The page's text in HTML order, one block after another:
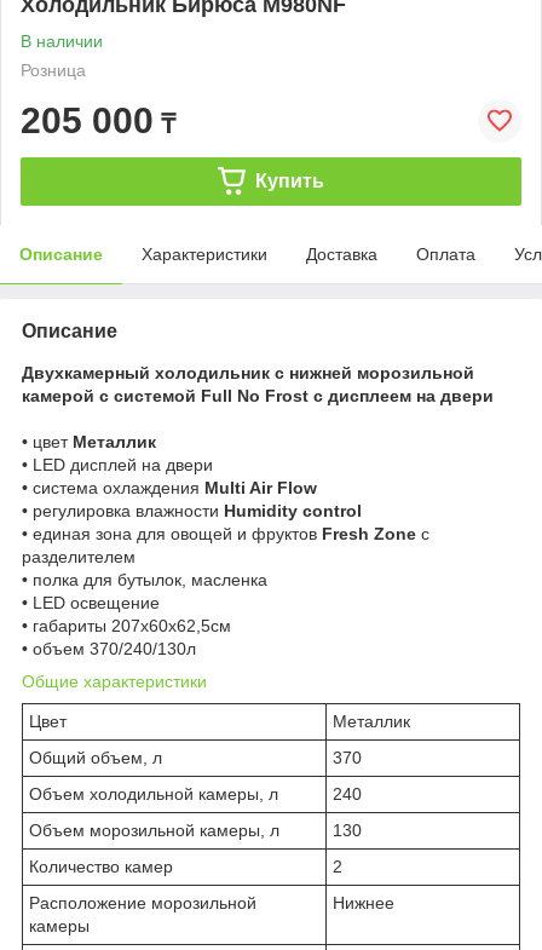
В наличии
Розница
205 000 ₸
Купить
Описание Характеристики Доставка Оплата
Описание
Двухкамерный холодильник с нижней морозильной
камерой с системой Full No Frost с дисплеем на двери
• цвет Металлик
• LED дисплей на двери
• система охлаждения Multi Air Flow
• регулировка влажности Humidity control
• единая зона для овощей и фруктов Fresh Zone с
разделителем
• полка для бутылок, масленка
• LED освещение
• габариты 207х60х62,5см
• объем 370/240/130л
Общие характеристики
Цвет
Металлик
Общий объем, л
370
Объем холодильной камеры, л
240
Объем морозильной камеры, л
130
Количество камер
2
Расположение морозильной
камеры
Нижнее